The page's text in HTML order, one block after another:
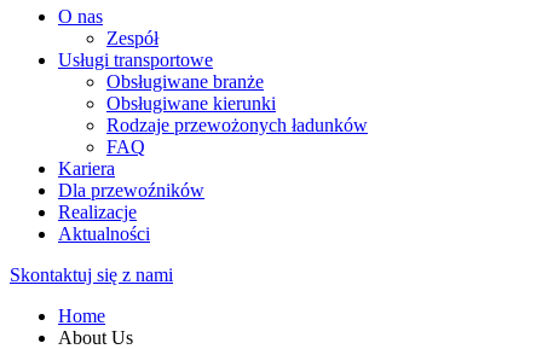
O nas
Zespół
Usługi transportowe
Obsługiwane branże
Obsługiwane kierunki
Rodzaje przewożonych ładunków
FAQ
Kariera
Dla przewoźników
Realizacje
Aktualności
Skontaktuj się z nami
Home
About Us